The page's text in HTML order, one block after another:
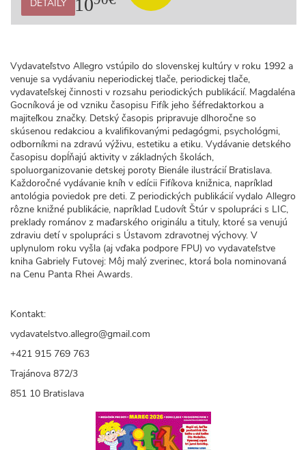
DETAILY 10
Vydavateľstvo Allegro vstúpilo do slovenskej kultúry v roku 1992 a
venuje sa vydávaniu neperiodickej tlače, periodickej tlače,
vydavateľskej činnosti v rozsahu periodických publikácií. Magdaléna
Gocníková je od vzniku časopisu Fifík jeho šéfredaktorkou a
majiteľkou značky. Detský časopis pripravuje dlhoročne so
skúsenou redakciou a kvalifikovanými pedagógmi, psychológmi,
odborníkmi na zdravú výživu, estetiku a etiku. Vydávanie detského
časopisu dopĺňajú aktivity v základných školách,
spoluorganizovanie detskej poroty Bienále ilustrácií Bratislava.
Každoročné vydávanie kníh v edícii Fifíkova knižnica, napríklad
antológia poviedok pre deti. Z periodických publikácií vydalo Allegro
rôzne knižné publikácie, napríklad Ľudovít Štúr v spolupráci s LIC,
preklady románov z maďarského originálu a tituly, ktoré sa venujú
zdraviu detí v spolupráci s Ústavom zdravotnej výchovy. V
uplynulom roku vyšla (aj vďaka podpore FPU) vo vydavateľstve
kniha Gabriely Futovej: Môj malý zverinec, ktorá bola nominovaná
na Cenu Panta Rhei Awards.
Kontakt:
vydavatelstvo.allegro@gmail.com
+421 915 769 763
Trajánova 872/3
851 10 Bratislava